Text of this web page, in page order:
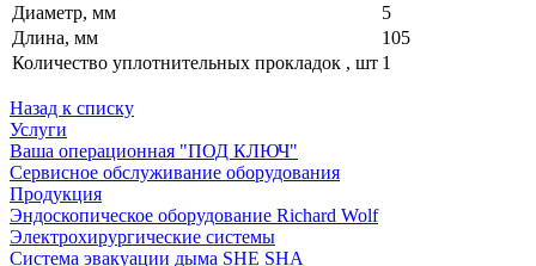
Диаметр, мм
5
Длина, мм
105
Количество уплотнительных прокладок , шт 1
Назад к списку
Услуги
Ваша операционная "ПОД КЛЮЧ"
Сервисное обслуживание оборудования
Продукция
Эндоскопическое оборудование Richard Wolf
Электрохирургические системы
Система эвакуации дыма SHE SHA